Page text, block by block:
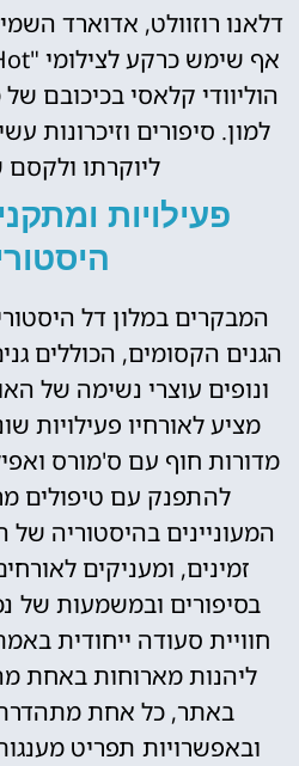
דלאנו רוזוולט, אדוארד
הוליוודי קלאסי בכיכובם של
למון. סיפורים וזיכרונות
ליוקרתו
פעילויות
המבקרים במלון דל
הגנים הקסומים, הכוללים
ונופים עוצרי נשימה של
מציע לאורחיו פעילויות
מדורות חוף עם ס'מורס
להתפנק עם טיפולים
המעוניינים בהיסטוריה של
זמינים, ומעניקים
בסיפורים ובמשמעות של
חוויית סעודה ייחודית
ליהנות מארוחות באחת
באתר, כל אחת מתהדרת
ובאפשרויות תפריט